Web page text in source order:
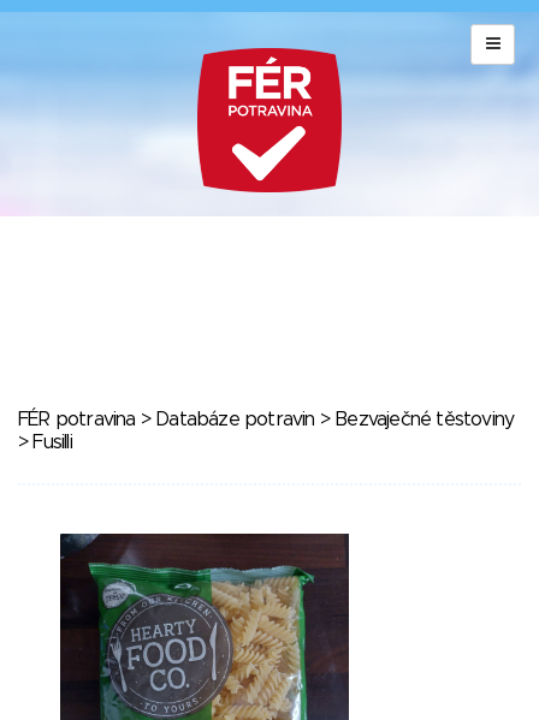
FÉR potravina > Databáze potravin > Bezvaječné těstoviny
> Fusilli